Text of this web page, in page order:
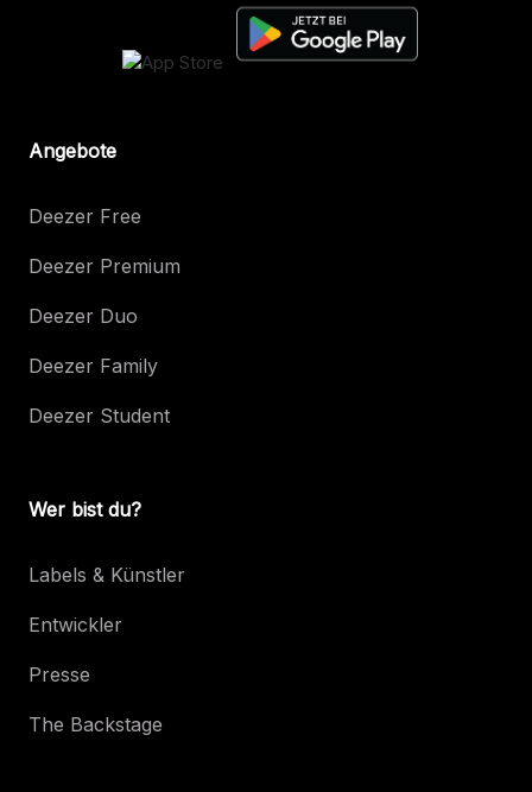
Angebote
Deezer Free
Deezer Premium
Deezer Duo
Deezer Family
Deezer Student
Wer bist du?
Labels & Künstler
Entwickler
Presse
The Backstage